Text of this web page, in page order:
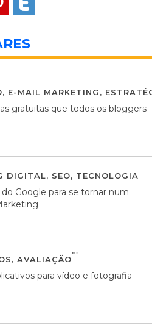
, E-MAIL MARKETING,
gratuitas que todos os bloggers
DIGITAL, SEO, TECNOLOGIA
Google para se tornar num
, AVALIAÇÃO
para vídeo e fotografia